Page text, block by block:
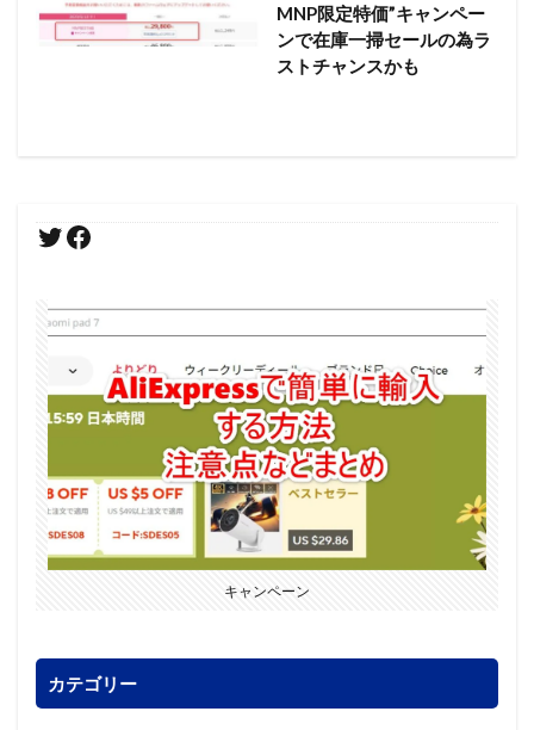
MNP限定特価”キャンペー
ンで在庫一掃セールの為ラ
ストチャンスかも
キャンペーン
カテゴリー